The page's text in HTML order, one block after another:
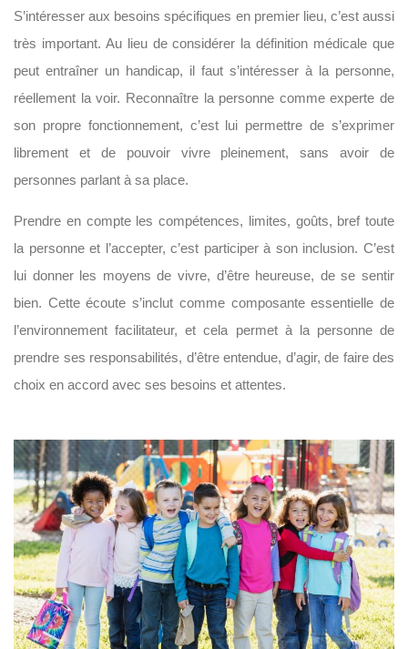
S’intéresser aux besoins spécifiques en premier lieu, c’est aussi
très important. Au lieu de considérer la définition médicale que
peut entraîner un handicap, il faut s’intéresser à la personne,
réellement la voir. Reconnaître la personne comme experte de
son propre fonctionnement, c’est lui permettre de s’exprimer
librement et de pouvoir vivre pleinement, sans avoir de
personnes parlant à sa place.
Prendre en compte les compétences, limites, goûts, bref toute
la personne et l’accepter, c’est participer à son inclusion. C’est
lui donner les moyens de vivre, d’être heureuse, de se sentir
bien. Cette écoute s’inclut comme composante essentielle de
l’environnement facilitateur, et cela permet à la personne de
prendre ses responsabilités, d’être entendue, d’agir, de faire des
choix en accord avec ses besoins et attentes.